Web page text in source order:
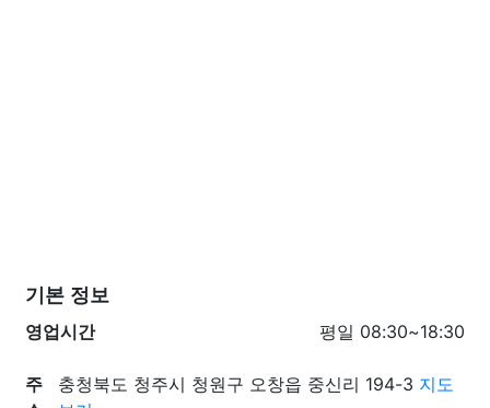
기본 정보
영업시간
평일 08:30~18:30
주
충청북도 청주시 청원구 오창읍 중신리 194-3 지도